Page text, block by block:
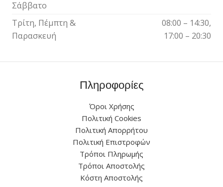
Σάββατο
Τρίτη, Πέμπτη &
Παρασκευή
08:00 – 14:30,
17:00 – 20:30
Πληροφορίες
Όροι Χρήσης
Πολιτική Cookies
Πολιτική Απορρήτου
Πολιτική Επιστροφών
Τρόποι Πληρωμής
Τρόποι Αποστολής
Κόστη Αποστολής